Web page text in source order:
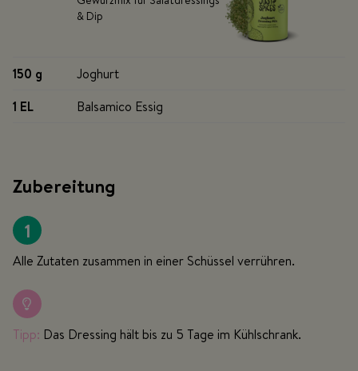
& Dip
150 g
Joghurt
1 EL
Balsamico Essig
Zubereitung
1
Alle Zutaten zusammen in einer Schüssel verrühren.
Tipp: Das Dressing hält bis zu 5 Tage im Kühlschrank.